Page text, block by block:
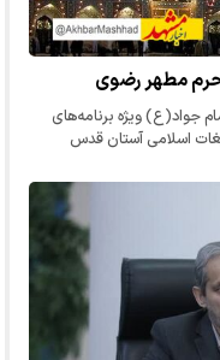
حرم مطهر رضوی
جواد(ع) ویژه برنامه‌های
اسلامی آستان قدس
شده است.